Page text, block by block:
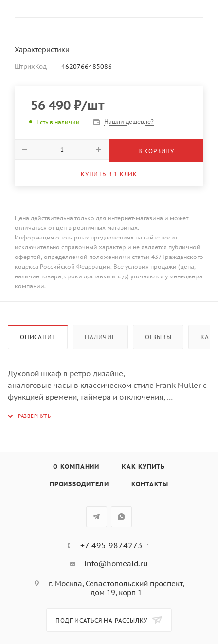
Характеристики
ШтрихКод — 4620766485086
56 490 ₽/шт
Есть в наличии Нашли дешевле?
В КОРЗИНУ
КУПИТЬ В 1 КЛИК
Цена действительна только для интернет-магазина и может
отличаться от цен в розничных магазинах.
Информация о товарных предложениях на сайте носит
исключительно справочный характер и не является публичной
офертой, определяемой положениями статьи 437 Гражданского
кодекса Российской Федерации. Все условия продажи (цена,
наличие товара, сроки доставки и т. д.) уточняются у менеджера
компании.
ОПИСАНИЕ НАЛИЧИЕ ОТЗЫВЫ КАК
Духовой шкаф в ретро-дизайне,
аналоговые часы в классическом стиле Frank Muller с
функцией времени, таймера и отключения,
трехслойное остекление, автоматическое отключение,
О КОМПАНИИ КАК КУПИТЬ
ПРОИЗВОДИТЕЛИ КОНТАКТЫ
+7 495 9874273
info@homeaid.ru
г. Москва, Севастопольский проспект,
дом 19, корп 1
ПОДПИСАТЬСЯ НА РАССЫЛКУ